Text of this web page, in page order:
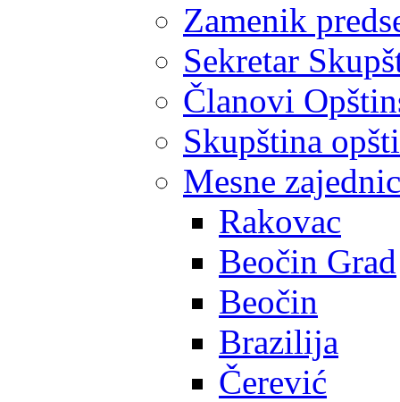
Zamenik
Sekretar
Članovi
Skupština
Mesne
Rakovac
Beočin Grad
Beočin
Brazilija
Čerević